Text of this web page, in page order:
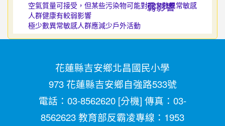
空氣質量可接受，但某些污染物可能對極少數異常敏感
人群健康有較弱影響
極少數異常敏感人群應減少戶外活動
花蓮縣吉安鄉北昌國民小學
973 花蓮縣吉安鄉自強路533號
電話：03-8562620 [分機] 傳真：03-
8562623 教育部反霸凌專線：1953